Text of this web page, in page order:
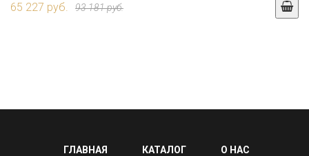
65 227 руб. 93 181 руб.
ГЛАВНАЯ КАТАЛОГ О НАС